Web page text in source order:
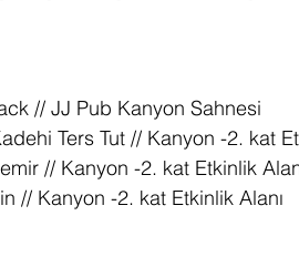
// JJ Pub Kanyon Sahnesi
Ters Tut // Kanyon -2. kat
// Kanyon -2. kat Etkinlik
// Kanyon -2. kat Etkinlik Alanı